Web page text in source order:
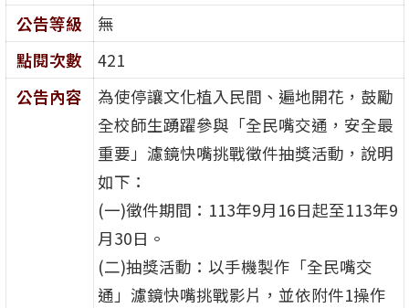
公告等級
無
點閱次數
421
公告內容
為使停讓文化植入民間、遍地開花，鼓勵
全校師生踴躍參與「全民嘴交通，安全最
重要」濾鏡快嘴挑戰徵件抽獎活動，說明
如下：
(一)徵件期間：113年9月16日起至113年9
月30日。
(二)抽獎活動：以手機製作「全民嘴交
通」濾鏡快嘴挑戰影片，並依附件1操作